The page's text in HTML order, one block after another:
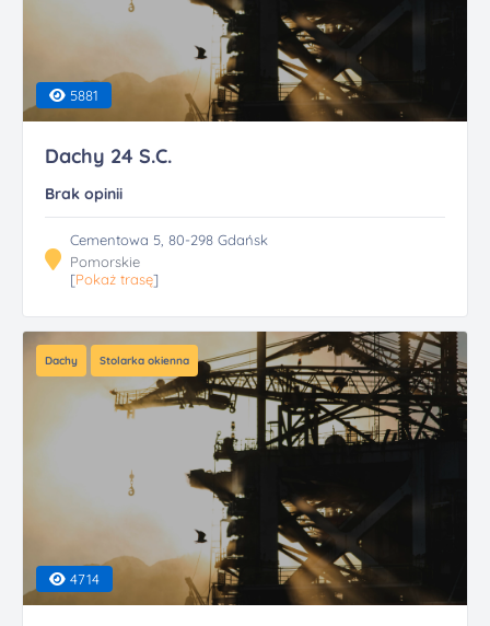
5881
Dachy 24 S.C.
Brak opinii
Cementowa 5, 80-298 Gdańsk
Pomorskie
[Pokaż trasę]
Dachy Stolarka okienna
4714